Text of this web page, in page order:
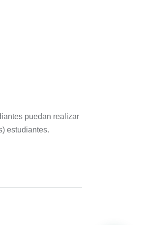
puedan realizar
estudiantes.